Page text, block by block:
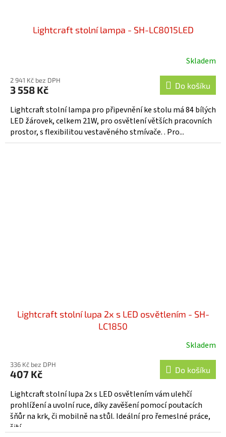
Lightcraft stolní lampa - SH-LC8015LED
Skladem
2 941 Kč bez DPH
3 558 Kč Do košíku
Lightcraft stolní lampa pro připevnění ke stolu má 84 bílých
LED žárovek, celkem 21W, pro osvětlení větších pracovních
prostor, s flexibilitou vestavěného stmívače. . Pro...
Lightcraft stolní lupa 2x s LED osvětlením - SH-
LC1850
Skladem
336 Kč bez DPH
407 Kč Do košíku
Lightcraft stolní lupa 2x s LED osvětlením vám ulehčí
prohlížení a uvolní ruce, díky zavěšení pomocí poutacích
šňůr na krk, či mobilně na stůl. Ideální pro řemeslné práce,
šití,...